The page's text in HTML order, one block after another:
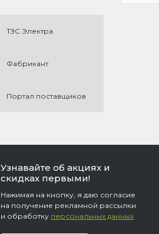
ТЗС Электра
Фабрикант
Портал поставщиков
Узнавайте об акциях и
скидках первыми!
Нажимая на кнопку, я даю согласие
на получение рекламной рассылки
и обработку персональных данных